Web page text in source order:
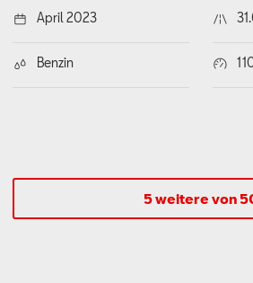
April 2023
Benzin
5 weitere von